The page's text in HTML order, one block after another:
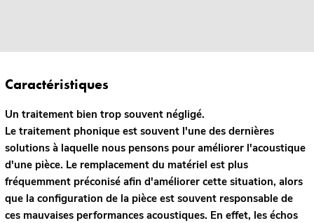
Caractéristiques
Un traitement bien trop souvent négligé.
Le traitement phonique est souvent l'une des dernières
solutions à laquelle nous pensons pour améliorer l'acoustique
d'une pièce. Le remplacement du matériel est plus
fréquemment préconisé afin d'améliorer cette situation, alors
que la configuration de la pièce est souvent responsable de
ces mauvaises performances acoustiques. En effet, les échos